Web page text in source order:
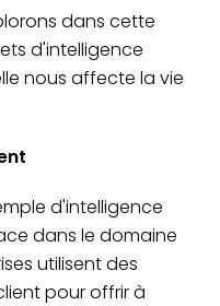
dans cette
d'intelligence
nous affecte la vie
d'intelligence
dans le domaine
utilisent des
pour offrir à